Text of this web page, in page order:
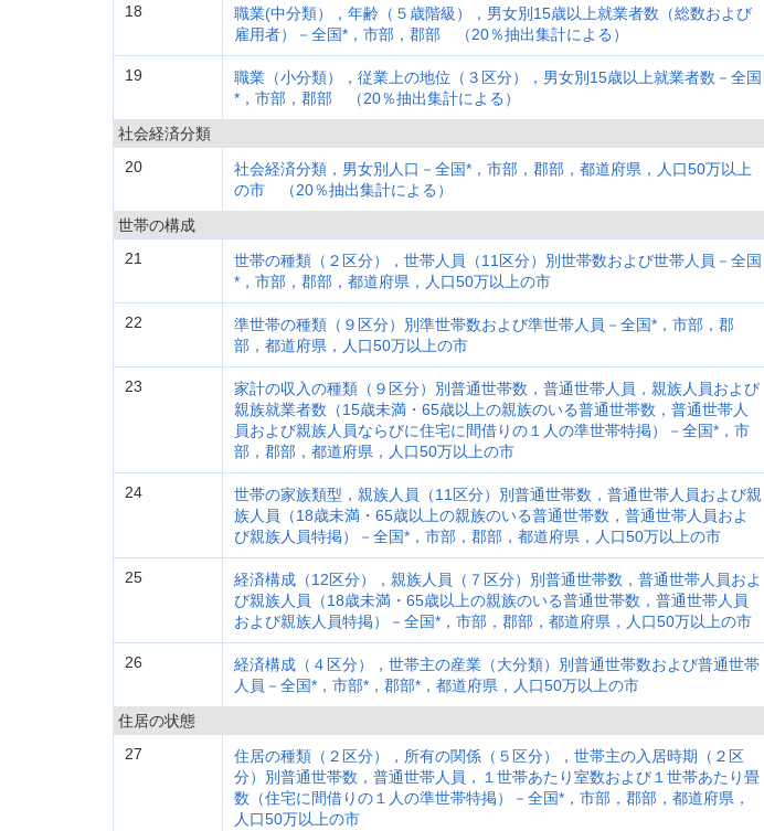
18
職業(中分類），年齢（５歳階級），男女別15歳以上就業者数（総数および
雇用者）－全国*，市部，郡部 （20％抽出集計による）
19
職業（小分類），従業上の地位（３区分），男女別15歳以上就業者数－全国
*，市部，郡部 （20％抽出集計による）
社会経済分類
20
社会経済分類，男女別人口－全国*，市部，郡部，都道府県，人口50万以上
の市 （20％抽出集計による）
世帯の構成
21
世帯の種類（２区分），世帯人員（11区分）別世帯数および世帯人員－全国
*，市部，郡部，都道府県，人口50万以上の市
22
準世帯の種類（９区分）別準世帯数および準世帯人員－全国*，市部，郡
部，都道府県，人口50万以上の市
23
家計の収入の種類（９区分）別普通世帯数，普通世帯人員，親族人員および
親族就業者数（15歳未満・65歳以上の親族のいる普通世帯数，普通世帯人
員および親族人員ならびに住宅に間借りの１人の準世帯特掲）－全国*，市
部，郡部，都道府県，人口50万以上の市
24
世帯の家族類型，親族人員（11区分）別普通世帯数，普通世帯人員および親
族人員（18歳未満・65歳以上の親族のいる普通世帯数，普通世帯人員およ
び親族人員特掲）－全国*，市部，郡部，都道府県，人口50万以上の市
25
経済構成（12区分），親族人員（７区分）別普通世帯数，普通世帯人員およ
び親族人員（18歳未満・65歳以上の親族のいる普通世帯数，普通世帯人員
および親族人員特掲）－全国*，市部，郡部，都道府県，人口50万以上の市
26
経済構成（４区分），世帯主の産業（大分類）別普通世帯数および普通世帯
人員－全国*，市部*，郡部*，都道府県，人口50万以上の市
住居の状態
27
住居の種類（２区分），所有の関係（５区分），世帯主の入居時期（２区
分）別普通世帯数，普通世帯人員，１世帯あたり室数および１世帯あたり畳
数（住宅に間借りの１人の準世帯特掲）－全国*，市部，郡部，都道府県，
人口50万以上の市